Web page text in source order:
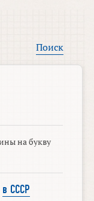
Поиск
на букву
в СССР